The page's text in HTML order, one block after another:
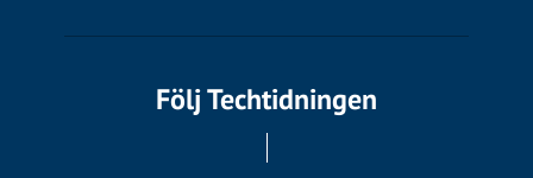
Följ Techtidningen